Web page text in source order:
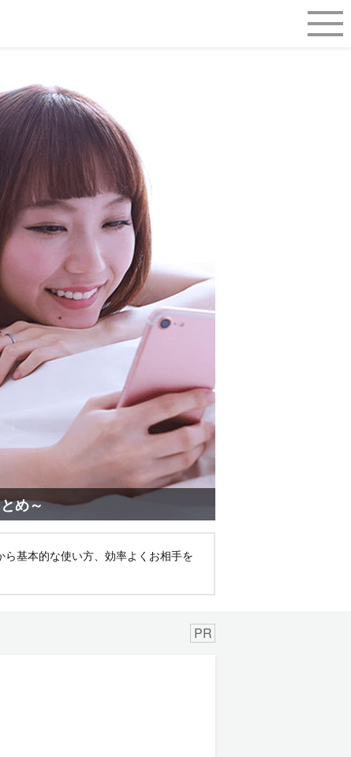
め～
基本的な使い方、効率よくお相手を
PR